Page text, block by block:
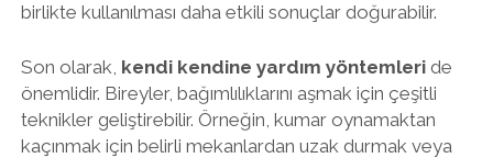
birlikte kullanılması daha etkili sonuçlar doğurabilir.
Son olarak, kendi kendine yardım yöntemleride
önemlidir. Bireyler, bağımlılıklarını aşmak için çeşitli
teknikler geliştirebilir. Örneğin, kumar oynamaktan
kaçınmak için belirli mekanlardan uzak durmak veya